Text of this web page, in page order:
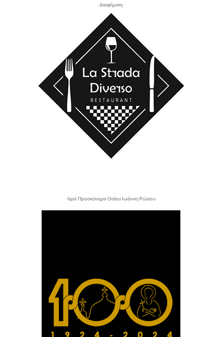
- Διαφήμιση -
- Ιερό Προσκύνημα Οσίου Ιωάννη Ρώσου -